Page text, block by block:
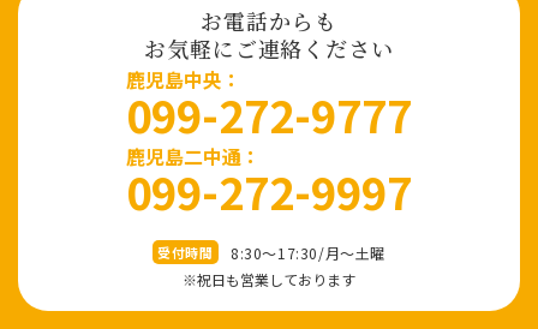
お電話からも
お気軽にご連絡ください
⿅児島中央：
099-272-9777
鹿児島二中通：
099-272-9997
受付時間
8:30～17:30/⽉〜⼟曜
※祝⽇も営業しております